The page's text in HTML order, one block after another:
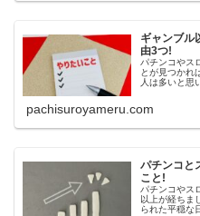
ギャンブル
由3つ!
パチンコやス
とが見つかれ
人は多いと思
pachisuroyameru.com
パチンコと
こと!
パチンコやス
以上が経ちま
られた平穏な